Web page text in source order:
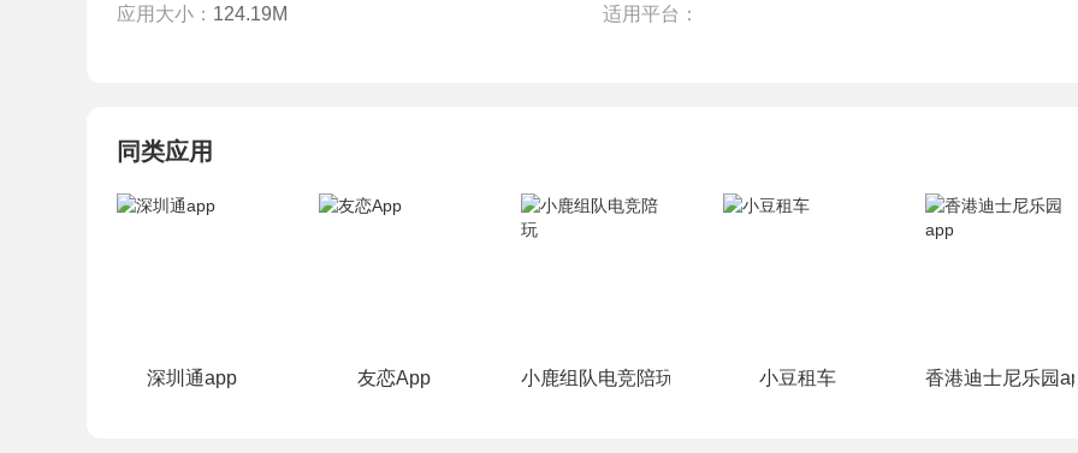
应用大小： 124.19M 适用平台：
同类应用
深圳通app 友恋App 小鹿组队电竞陪玩 小豆租车 香港迪士尼乐园